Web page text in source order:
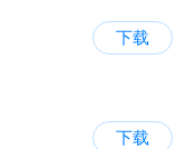
下载
下载